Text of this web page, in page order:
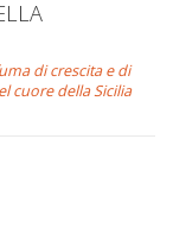
di crescita e di
cuore della Sicilia